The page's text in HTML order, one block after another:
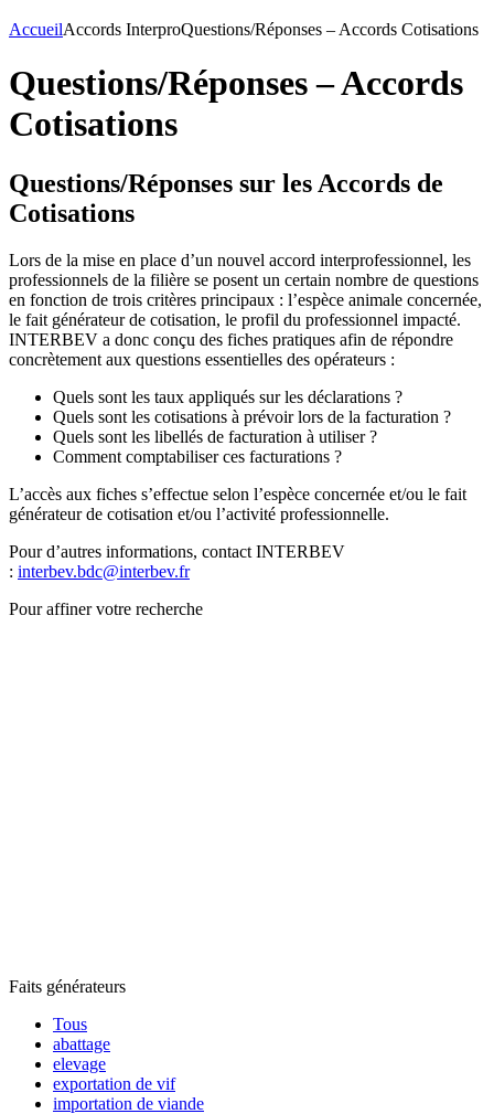
AccueilAccords InterproQuestions/Réponses – Accords Cotisations
Questions/Réponses – Accords
Cotisations
Questions/Réponses sur les Accords de
Cotisations
Lors de la mise en place d’un nouvel accord interprofessionnel, les
professionnels de la filière se posent un certain nombre de questions
en fonction de trois critères principaux : l’espèce animale concernée,
le fait générateur de cotisation, le profil du professionnel impacté.
INTERBEV a donc conçu des fiches pratiques afin de répondre
concrètement aux questions essentielles des opérateurs :
Quels sont les taux appliqués sur les déclarations ?
Quels sont les cotisations à prévoir lors de la facturation ?
Quels sont les libellés de facturation à utiliser ?
Comment comptabiliser ces facturations ?
L’accès aux fiches s’effectue selon l’espèce concernée et/ou le fait
générateur de cotisation et/ou l’activité professionnelle.
Pour d’autres informations, contact INTERBEV
: interbev.bdc@interbev.fr
Pour affiner votre recherche
Faits générateurs
Tous
abattage
elevage
exportation de vif
importation de viande